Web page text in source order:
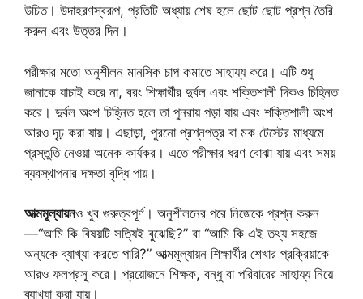
উচিত। উদাহরণস্বরূপ, প্রতিটি অধ্যায় শেষ হলে ছোট ছোট প্রশ্ন তৈরি
করুন এবং উত্তর দিন।
পরীক্ষার মতো অনুশীলন মানসিক চাপ কমাতে সাহায্য করে। এটি শুধু
জানাকে যাচাই করে না, বরং শিক্ষার্থীর দুর্বল এবং শক্তিশালী দিকও চিহ্নিত
করে। দুর্বল অংশ চিহ্নিত হলে তা পুনরায় পড়া যায় এবং শক্তিশালী অংশ
আরও দৃঢ় করা যায়। এছাড়া, পুরনো প্রশ্নপত্র বা মক টেস্টের মাধ্যমে
প্রস্তুতি নেওয়া অনেক কার্যকর। এতে পরীক্ষার ধরণ বোঝা যায় এবং সময়
ব্যবস্থাপনার দক্ষতা বৃদ্ধি পায়।
আত্মমূল্যায়নও খুব গুরুত্বপূর্ণ। অনুশীলনের পরে নিজেকে প্রশ্ন করুন
—“আমি কি বিষয়টি সত্যিই বুঝেছি?” বা “আমি কি এই তথ্য সহজে
অন্যকে ব্যাখ্যা করতে পারি?” আত্মমূল্যায়ন শিক্ষার্থীর শেখার প্রক্রিয়াকে
আরও ফলপ্রসূ করে। প্রয়োজনে শিক্ষক, বন্ধু বা পরিবারের সাহায্য নিয়ে
ব্যাখ্যা করা যায়।